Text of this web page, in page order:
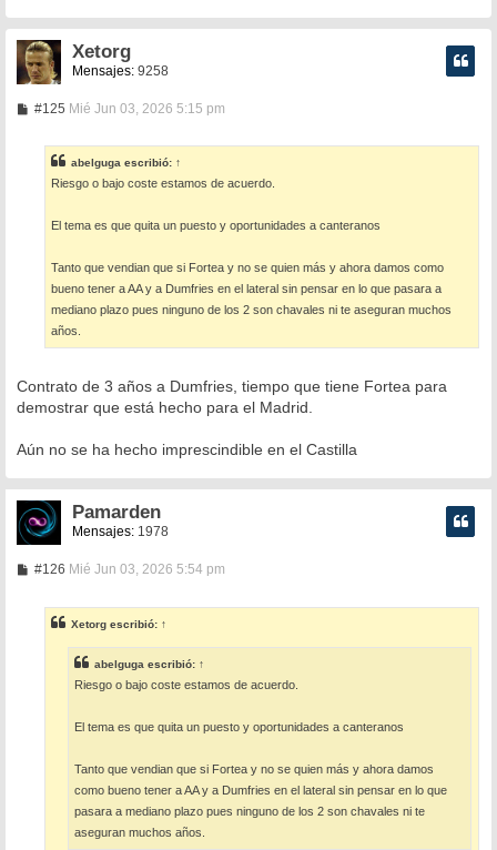
Xetorg
Mensajes: 9258
#125M
s
a
j
Mié Jun 03, 2026 5:15 pm
abelguga escribió: ↑
Riesgo o bajo coste estamos de acuerdo.
El tema es que quita un puesto y oportunidades a canteranos
Tanto que vendian que si Fortea y no se quien más y ahora damos como
bueno tener a AA y a Dumfries en el lateral sin pensar en lo que pasara a
mediano plazo pues ninguno de los 2 son chavales ni te aseguran muchos
años.
Contrato de 3 años a Dumfries, tiempo que tiene Fortea para
demostrar que está hecho para el Madrid.
Aún no se ha hecho imprescindible en el Castilla
Pamarden
Mensajes: 1978
#126M
s
a
Mié Jun 03, 2026 5:54 pm
Xetorg escribió: ↑
abelguga escribió: ↑
Riesgo o bajo coste estamos de acuerdo.
El tema es que quita un puesto y oportunidades a canteranos
Tanto que vendian que si Fortea y no se quien más y ahora damos
como bueno tener a AA y a Dumfries en el lateral sin pensar en lo que
pasara a mediano plazo pues ninguno de los 2 son chavales ni te
aseguran muchos años.